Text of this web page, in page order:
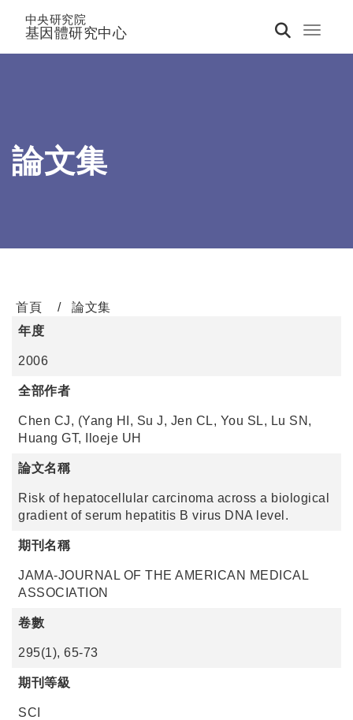
Toggle
中央研究院
基因體研究中心
論文集
首頁
論文集
年度
2006
全部作者
Chen CJ, (Yang HI, Su J, Jen CL, You SL, Lu SN,
Huang GT, Iloeje UH
論文名稱
Risk of hepatocellular carcinoma across a biological
gradient of serum hepatitis B virus DNA level.
期刊名稱
JAMA-JOURNAL OF THE AMERICAN MEDICAL
ASSOCIATION
卷數
295(1), 65-73
期刊等級
SCI